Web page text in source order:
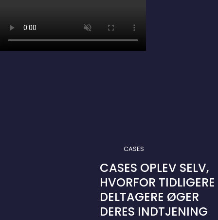
CASES
CASES OPLEV SELV,
HVORFOR TIDLIGERE
DELTAGERE ØGER
DERES INDTJENING